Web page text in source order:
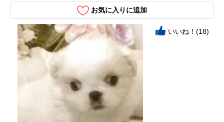
お気に入りに追加
いいね！(18)